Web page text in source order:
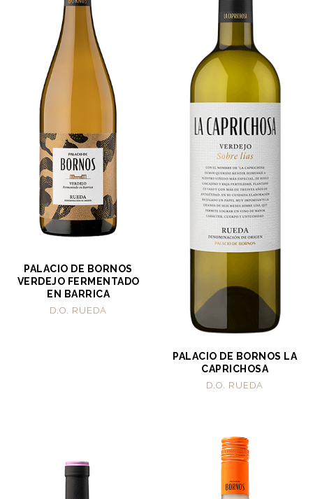
PALACIO DE BORNOS
VERDEJO FERMENTADO
EN BARRICA
D.O. RUEDA
PALACIO DE BORNOS LA
CAPRICHOSA
D.O. RUEDA